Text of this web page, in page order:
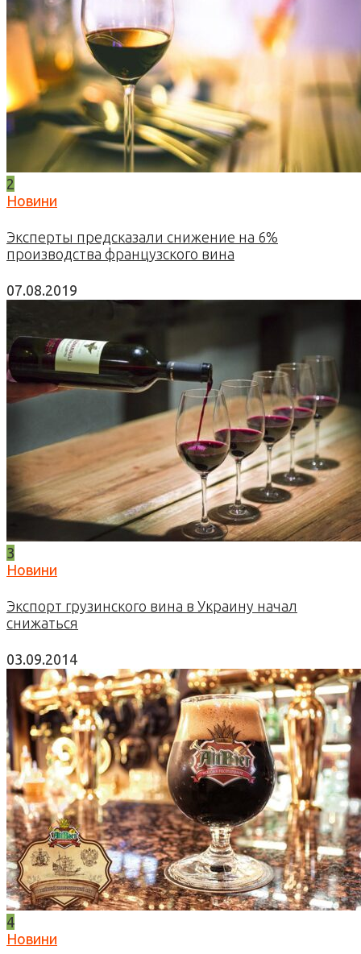
2
Новини
Эксперты предсказали снижение на 6%
производства французского вина
07.08.2019
3
Новини
Экспорт грузинского вина в Украину начал
снижаться
03.09.2014
4
Новини